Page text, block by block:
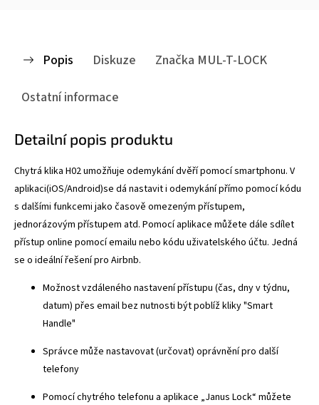
Popis Diskuze Značka MUL-T-LOCK
Ostatní informace
Detailní popis produktu
Chytrá klika H02 umožňuje odemykání dvěří pomocí smartphonu. V
aplikaci(iOS/Android)se dá nastavit i odemykání přímo pomocí kódu
s dalšími funkcemi jako časově omezeným přístupem,
jednorázovým přístupem atd. Pomocí aplikace můžete dále sdílet
přístup online pomocí emailu nebo kódu uživatelského účtu. Jedná
se o ideální řešení pro Airbnb.
Možnost vzdáleného nastavení přístupu (čas, dny v týdnu,
datum) přes email bez nutnosti být poblíž kliky "Smart
Handle"
Správce může nastavovat (určovat) oprávnění pro další
telefony
Pomocí chytrého telefonu a aplikace „Janus Lock“ můžete